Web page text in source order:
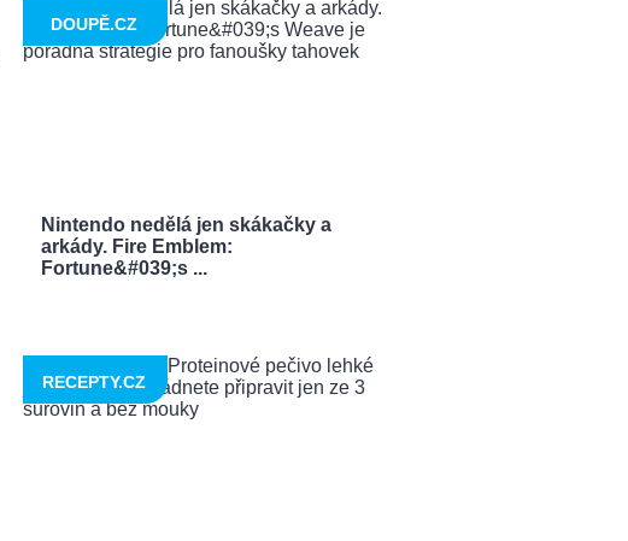
Nintendo nedělá jen skákačky a
arkády. Fire Emblem:
Fortune&#039;s ...
DOUPĚ.CZ
RECEPTY.CZ